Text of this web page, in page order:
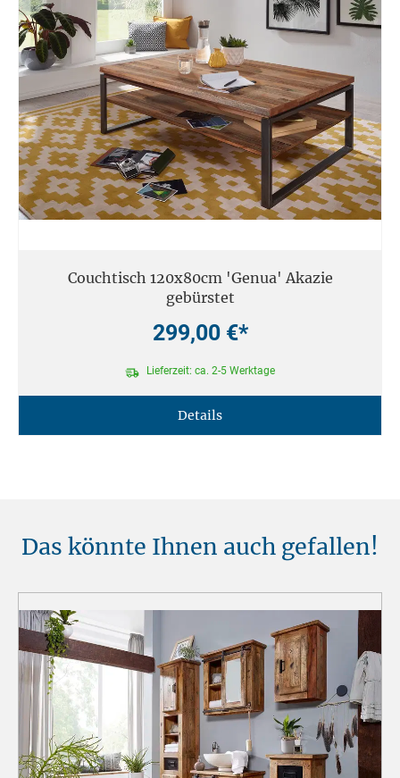
Couchtisch 120x80cm 'Genua' Akazie
gebürstet
299,00 €*
Lieferzeit: ca. 2-5 Werktage
Details
Das könnte Ihnen auch gefallen!